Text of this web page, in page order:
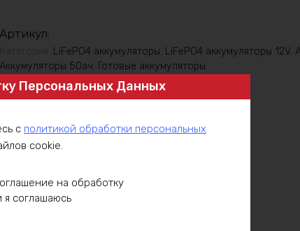
кейс
Артикул:
LiFePO4 аккумуляторы LiFePO4 аккумуляторы 12V,
Аккумуляторы 50ач Готовые аккумуляторы
Персональных Данных
с политикой обработки персональных
cookie.
на обработку
я соглашаюсь